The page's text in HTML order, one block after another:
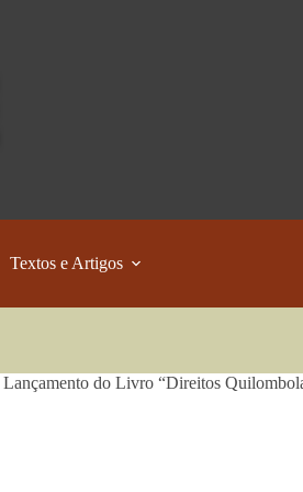
Textos e Artigos
do Livro “Direitos